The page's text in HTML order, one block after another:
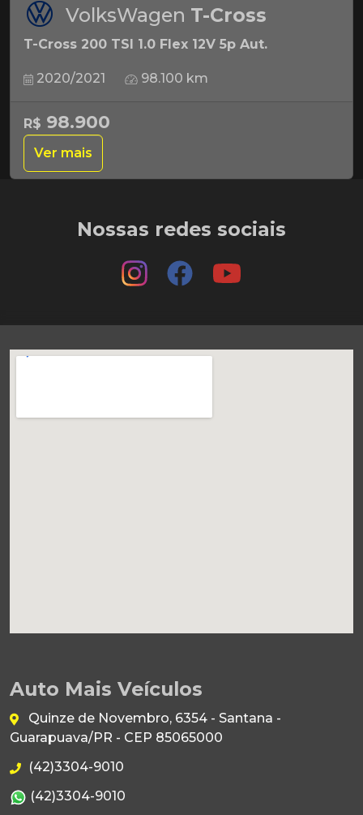
VolksWagen T-Cross
T-Cross 200 TSI 1.0 Flex 12V 5p Aut.
2020/2021 98.100 km
R$ 98.900
Ver mais
Nossas redes sociais
Auto Mais Veículos
Quinze de Novembro, 6354 - Santana -
Guarapuava/PR - CEP 85065000
(42)3304-9010
(42)3304-9010